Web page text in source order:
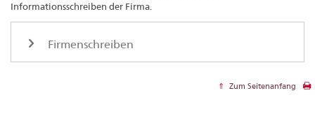
Informationsschreiben der Firma.
Firmenschreiben
Zum Seitenanfang